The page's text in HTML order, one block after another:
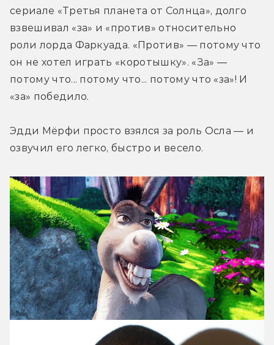
сериале «Третья планета от Солнца», долго
взвешивал «за» и «против» относительно
роли лорда Фаркуада. «Против» — потому что
он не хотел играть «коротышку». «За» —
потому что... потому что... потому что «за»! И
«за» победило.
Эдди Мёрфи просто взялся за роль Осла — и
озвучил его легко, быстро и весело.